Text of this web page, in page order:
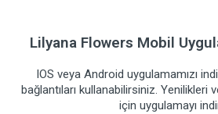
Lilyana Flowers Mobil
IOS veya Android uygulamamızı
bağlantıları kullanabilirsiniz. Yenilikleri
için uygulamayı